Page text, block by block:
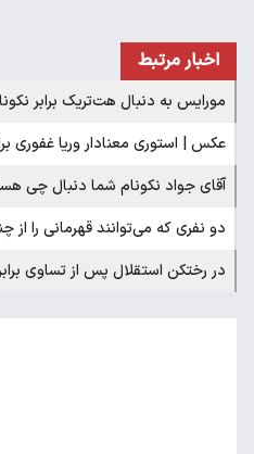
اخبار مرتبط
مورایس به دنبال هت‌تریک برابر
عکس | استوری معنادار وریا غفوری
آقای جواد نکونام شما دنبال چی
دو نفری که می‌توانند قهرمانی را از
در رختکن استقلال پس از تساوی